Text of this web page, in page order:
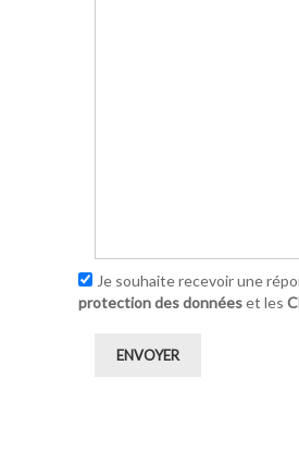
Je souhaite recevoir une
protection des donnéeset les
ENVOYER